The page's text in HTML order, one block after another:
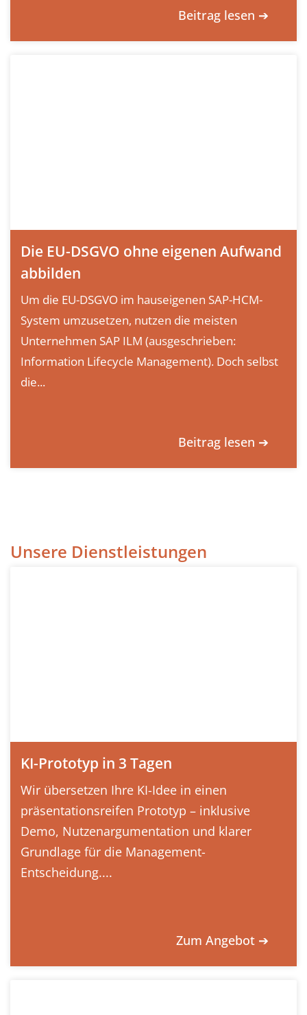
Beitrag lesen ➔
Die EU-DSGVO ohne eigenen Aufwand
abbilden
Um die EU-DSGVO im hauseigenen SAP-HCM-
System umzusetzen, nutzen die meisten
Unternehmen SAP ILM (ausgeschrieben:
Information Lifecycle Management). Doch selbst
die...
Beitrag lesen ➔
Unsere Dienstleistungen
KI-Prototyp in 3 Tagen
Wir übersetzen Ihre KI-Idee in einen
präsentationsreifen Prototyp – inklusive
Demo, Nutzenargumentation und klarer
Grundlage für die Management-
Entscheidung....
Zum Angebot ➔